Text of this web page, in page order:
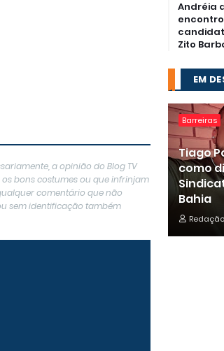
a opinião do Blog TV
bons costumes ou que infrinjam
comentário que não
sem identificação também
Andréia
Zito
EM
Barreiras
Tiago
como
Bahia
Redação